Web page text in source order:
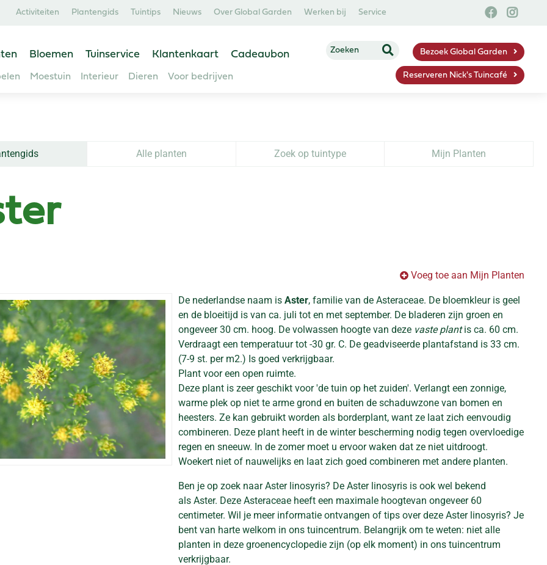
Activiteiten Plantengids Tuintips Nieuws Over Global Garden Werken bij Service
Bloemen Tuinservice Klantenkaart Cadeaubon
Moestuin Interieur Dieren Voor bedrijven
Bezoek Global Garden
Reserveren Nick's Tuincafé
Alle planten Zoek op tuintype Mijn Planten
Voeg toe aan Mijn Planten
De nederlandse naam is Aster, familie van de Asteraceae. De bloemkleur is geel
en de bloeitijd is van ca. juli tot en met september. De bladeren zijn groen en
ongeveer 30 cm. hoog. De volwassen hoogte van deze vaste plantis ca. 60 cm.
Verdraagt een temperatuur tot -30 gr. C. De geadviseerde plantafstand is 33 cm.
(7-9 st. per m2.) Is goed verkrijgbaar.
Plant voor een open ruimte.
Deze plant is zeer geschikt voor 'de tuin op het zuiden'. Verlangt een zonnige,
warme plek op niet te arme grond en buiten de schaduwzone van bomen en
heesters. Ze kan gebruikt worden als borderplant, want ze laat zich eenvoudig
combineren. Deze plant heeft in de winter bescherming nodig tegen overvloedige
regen en sneeuw. In de zomer moet u ervoor waken dat ze niet uitdroogt.
Woekert niet of nauwelijks en laat zich goed combineren met andere planten.
Ben je op zoek naar Aster linosyris? De Aster linosyris is ook wel bekend
als Aster. Deze Asteraceae heeft een maximale hoogtevan ongeveer 60
centimeter. Wil je meer informatie ontvangen of tips over deze Aster linosyris? Je
bent van harte welkom in ons tuincentrum. Belangrijk om te weten: niet alle
planten in deze groenencyclopedie zijn (op elk moment) in ons tuincentrum
verkrijgbaar.